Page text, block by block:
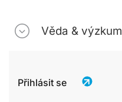
Věda & výzkum
Přihlásit se